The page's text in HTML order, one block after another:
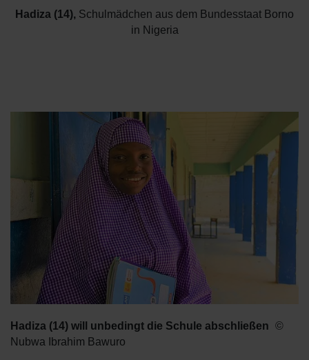
Hadiza (14), Schulmädchen aus dem Bundesstaat Borno
in Nigeria
Hadiza (14) will unbedingt die Schule abschließen
Nubwa Ibrahim Bawuro